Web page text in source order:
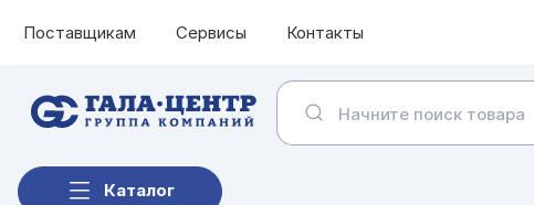
Поставщикам Сервисы Контакты
Каталог